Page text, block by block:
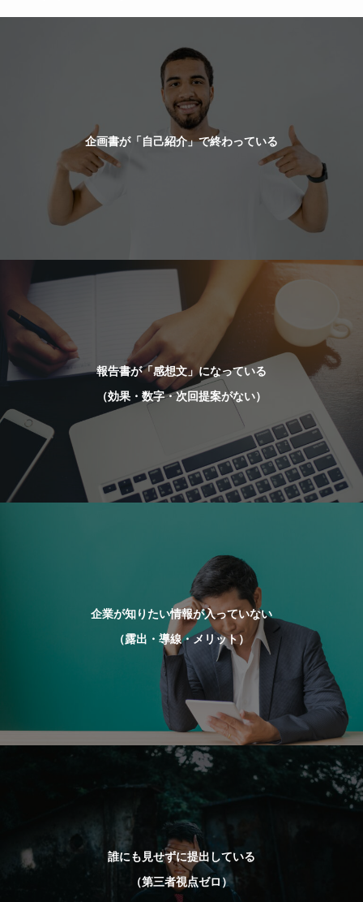
企画書が「自己紹介」で終わっている
報告書が「感想文」になっている
（効果・数字・次回提案がない）
企業が知りたい情報が入っていない
（露出・導線・メリット）
誰にも見せずに提出している
（第三者視点ゼロ）